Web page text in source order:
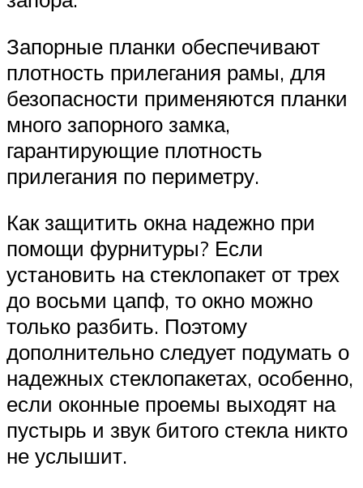
Запорные планки обеспечивают
плотность прилегания рамы, для
безопасности применяются планки
много запорного замка,
гарантирующие плотность
прилегания по периметру.
Как защитить окна надежно при
помощи фурнитуры? Если
установить на стеклопакет от трех
до восьми цапф, то окно можно
только разбить. Поэтому
дополнительно следует подумать о
надежных стеклопакетах, особенно,
если оконные проемы выходят на
пустырь и звук битого стекла никто
не услышит.